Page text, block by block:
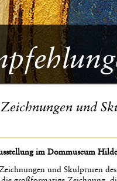
und
im Dommuseum
und Skulpturen